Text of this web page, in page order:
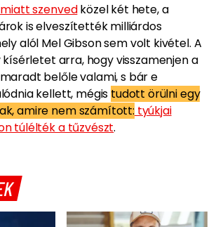
szenvedközel két hete, a
is elveszítették milliárdos
alól Mel Gibson sem volt kivétel. A
arra, hogy visszamenjen a
belőle valami, s bár e
kellett, mégis tudott örülni egy
amire nem számított: tyúkjai
túlélték a tűzvészt.